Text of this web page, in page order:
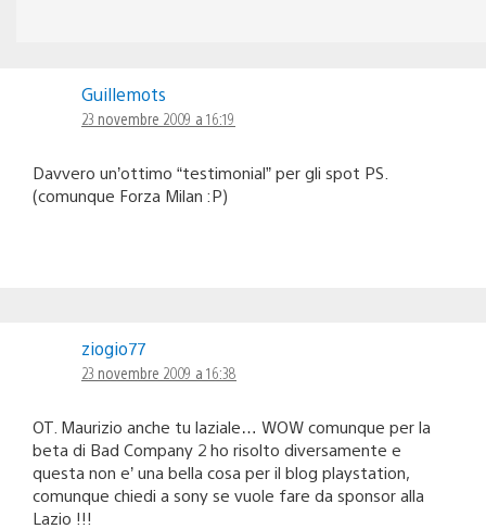
Guillemots
23 novembre 2009 a 16:19
Davvero un’ottimo “testimonial” per gli spot PS.
(comunque Forza Milan :P)
ziogio77
23 novembre 2009 a 16:38
OT. Maurizio anche tu laziale… WOW comunque per la
beta di Bad Company 2 ho risolto diversamente e
questa non e’ una bella cosa per il blog playstation,
comunque chiedi a sony se vuole fare da sponsor alla
Lazio !!!